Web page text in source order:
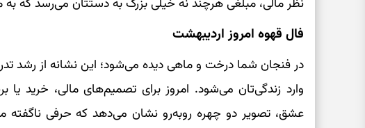
نظر مالی، مبلغی هرچند نه خیلی بزرگ به دستتان می‌رسد که
فال قهوه امروز اردیبهشت
در فنجان شما درخت و ماهی دیده می‌شود؛ این نشانه از رشد
وارد زندگی‌تان می‌شود. امروز برای تصمیم‌های مالی، خرید یا
عشق، تصویر دو چهره روبه‌رو نشان می‌دهد که حرفی ناگفته